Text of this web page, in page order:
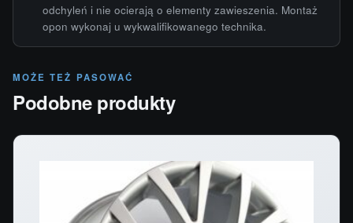
odchyleń i nie ocierają o elementy zawieszenia. Montaż
opon wykonaj u wykwalifikowanego technika.
MOŻE TEŻ PASOWAĆ
Podobne produkty